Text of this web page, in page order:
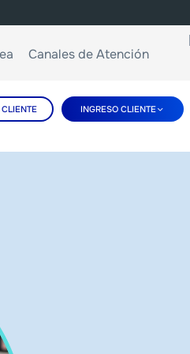
Canales de Atención
INGRESO CLIENTE